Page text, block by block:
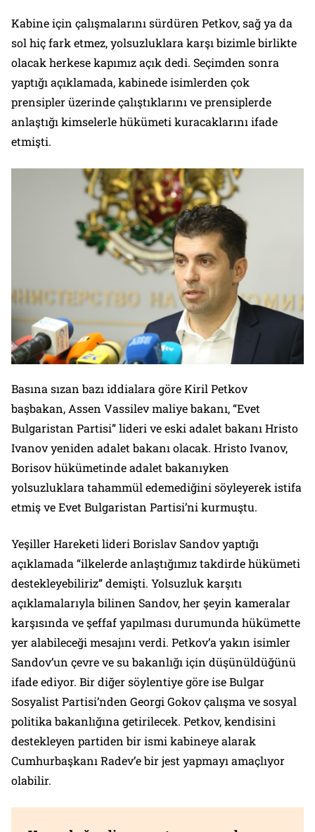
Kabine için çalışmalarını sürdüren Petkov, sağ ya da
sol hiç fark etmez, yolsuzluklara karşı bizimle birlikte
olacak herkese kapımız açık dedi. Seçimden sonra
yaptığı açıklamada, kabinede isimlerden çok
prensipler üzerinde çalıştıklarını ve prensiplerde
anlaştığı kimselerle hükümeti kuracaklarını ifade
etmişti.
Basına sızan bazı iddialara göre Kiril Petkov
başbakan, Assen Vassilev maliye bakanı, “Evet
Bulgaristan Partisi” lideri ve eski adalet bakanı Hristo
Ivanov yeniden adalet bakanı olacak. Hristo Ivanov,
Borisov hükümetinde adalet bakanıyken
yolsuzluklara tahammül edemediğini söyleyerek istifa
etmiş ve Evet Bulgaristan Partisi’ni kurmuştu.
Yeşiller Hareketi lideri Borislav Sandov yaptığı
açıklamada “ilkelerde anlaştığımız takdirde hükümeti
destekleyebiliriz” demişti. Yolsuzluk karşıtı
açıklamalarıyla bilinen Sandov, her şeyin kameralar
karşısında ve şeffaf yapılması durumunda hükümette
yer alabileceği mesajını verdi. Petkov’a yakın isimler
Sandov’un çevre ve su bakanlığı için düşünüldüğünü
ifade ediyor. Bir diğer söylentiye göre ise Bulgar
Sosyalist Partisi’nden Georgi Gokov çalışma ve sosyal
politika bakanlığına getirilecek. Petkov, kendisini
destekleyen partiden bir ismi kabineye alarak
Cumhurbaşkanı Radev’e bir jest yapmayı amaçlıyor
olabilir.